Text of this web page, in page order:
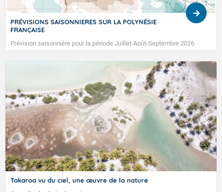
TENDANCE MENSUELLE POUR LA POLYNÉSIE
FRANÇAISE DU 04/09/2023 30/04/2023
Août-Septembre 2026
L'Œil du climat 2026 : immortalisez le
Pour sa sixième édition, le concours photo
au 18 septembre 2026.
Takaroa vu du ciel, une œuvre de la nature